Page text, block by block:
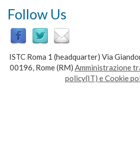
Follow Us
ISTC Roma 1 (headquarter) Via
00196, Rome (RM) Amministrazione
policy(IT) e Cookie